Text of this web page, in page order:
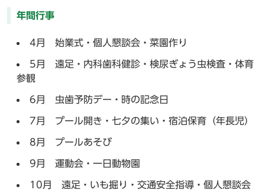
年間行事
4月 始業式・個人懇談会・菜園作り
5月 遠足・内科歯科健診・検尿ぎょう虫検査・体育
参観
6月 虫歯予防デー・時の記念日
7月 プール開き・七夕の集い・宿泊保育（年長児）
8月 プールあそび
9月 運動会・一日動物園
10月 遠足・いも掘り・交通安全指導・個人懇談会